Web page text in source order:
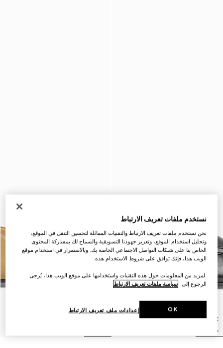
نستخدم ملفات تعريف الارتباط
نحن نستخدم ملفات تعريف الارتباط والتقنيات المماثلة لتحسين التنقل في الموقع،
وتحليل استخدام الموقع، وتعزيز جهودنا التسويقية والسماح لك بمشاركة المحتوى
الخاص بنا على شبكات التواصل الاجتماعي الخاصة بك. وبالاستمرار في استخدام موقع
الويب هذا، فإنك توافق على شروط الاستخدام هذه.
.لمزيد من المعلومات حول هذه التقنيات واستخدامها على موقع الويب هذا، يُرجى
الرجوع إلى سياسة ملفات تعريف الارتباط
إعدادات ملف تعريف الارتباط OK